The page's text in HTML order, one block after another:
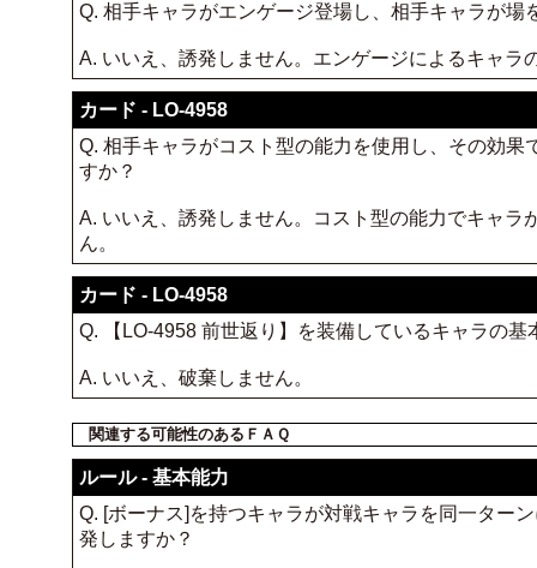
Q. 相手キャラがエンゲージ登場し、相手キャラが
A. いいえ、誘発しません。エンゲージによるキャ
カード - LO-4958
Q. 相手キャラがコスト型の能力を使用し、その効
すか？
A. いいえ、誘発しません。コスト型の能力でキャ
ん。
カード - LO-4958
Q. 【LO-4958 前世返り】を装備しているキャラの
A. いいえ、破棄しません。
関連する可能性のあるＦＡＱ
ルール - 基本能力
Q. [ボーナス]を持つキャラが対戦キャラを同一ター
発しますか？